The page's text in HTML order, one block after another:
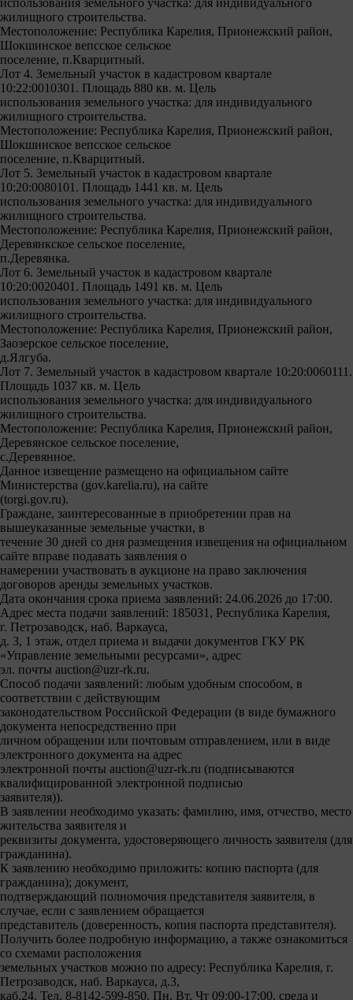
использования земельного участка: для индивидуального
жилищного строительства.
Местоположение: Республика Карелия, Прионежский район,
Шокшинское вепсское сельское
поселение, п.Кварцитный.
Лот 4. Земельный участок в кадастровом квартале
10:22:0010301. Площадь 880 кв. м. Цель
использования земельного участка: для индивидуального
жилищного строительства.
Местоположение: Республика Карелия, Прионежский район,
Шокшинское вепсское сельское
поселение, п.Кварцитный.
Лот 5. Земельный участок в кадастровом квартале
10:20:0080101. Площадь 1441 кв. м. Цель
использования земельного участка: для индивидуального
жилищного строительства.
Местоположение: Республика Карелия, Прионежский район,
Деревянкское сельское поселение,
п.Деревянка.
Лот 6. Земельный участок в кадастровом квартале
10:20:0020401. Площадь 1491 кв. м. Цель
использования земельного участка: для индивидуального
жилищного строительства.
Местоположение: Республика Карелия, Прионежский район,
Заозерское сельское поселение,
д.Ялгуба.
Лот 7. Земельный участок в кадастровом квартале 10:20:0060111.
Площадь 1037 кв. м. Цель
использования земельного участка: для индивидуального
жилищного строительства.
Местоположение: Республика Карелия, Прионежский район,
Деревянское сельское поселение,
с.Деревянное.
Данное извещение размещено на официальном сайте
Министерства (gov.karelia.ru), на сайте
(torgi.gov.ru).
Граждане, заинтересованные в приобретении прав на
вышеуказанные земельные участки, в
течение 30 дней со дня размещения извещения на официальном
сайте вправе подавать заявления о
намерении участвовать в аукционе на право заключения
договоров аренды земельных участков.
Дата окончания срока приема заявлений: 24.06.2026 до 17:00.
Адрес места подачи заявлений: 185031, Республика Карелия,
г. Петрозаводск, наб. Варкауса,
д. 3, 1 этаж, отдел приема и выдачи документов ГКУ РК
«Управление земельными ресурсами», адрес
эл. почты auction@uzr-rk.ru.
Способ подачи заявлений: любым удобным способом, в
соответствии с действующим
законодательством Российской Федерации (в виде бумажного
документа непосредственно при
личном обращении или почтовым отправлением, или в виде
электронного документа на адрес
электронной почты auction@uzr-rk.ru (подписываются
квалифицированной электронной подписью
заявителя)).
В заявлении необходимо указать: фамилию, имя, отчество, место
жительства заявителя и
реквизиты документа, удостоверяющего личность заявителя (для
гражданина).
К заявлению необходимо приложить: копию паспорта (для
гражданина); документ,
подтверждающий полномочия представителя заявителя, в
случае, если с заявлением обращается
представитель (доверенность, копия паспорта представителя).
Получить более подробную информацию, а также ознакомиться
со схемами расположения
земельных участков можно по адресу: Республика Карелия, г.
Петрозаводск, наб. Варкауса, д.3,
каб.24. Тел. 8-8142-599-850. Пн, Вт, Чт 09:00-17:00, среда и